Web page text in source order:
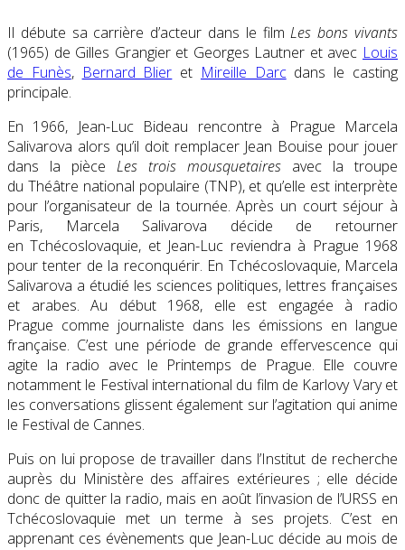
Il débute sa carrière d’acteur dans le filmLes bons vivants
(1965) de Gilles Grangier et Georges Lautner et avec Louis
de Funès, Bernard Blier et Mireille Darcdans le casting
principale.
En 1966, Jean-Luc Bideau rencontre à Prague Marcela
Salivarova alors qu’il doit remplacer Jean Bouise pour jouer
dans la pièce Les trois mousquetaires avec la troupe
du Théâtre national populaire (TNP), et qu’elle est interprète
pour l’organisateur de la tournée. Après un court séjour à
Paris, Marcela Salivarova décide de retourner
en Tchécoslovaquie, et Jean-Luc reviendra à Prague 1968
pour tenter de la reconquérir. En Tchécoslovaquie, Marcela
Salivarova a étudié les sciences politiques, lettres françaises
et arabes. Au début 1968, elle est engagée à radio
Prague comme journaliste dans les émissions en langue
française. C’est une période de grande effervescence qui
agite la radio avec le Printemps de Prague. Elle couvre
notamment le Festival international du film de Karlovy Vary et
les conversations glissent également sur l’agitation qui anime
le Festival de Cannes.
Puis on lui propose de travailler dans l’Institut de recherche
auprès du Ministère des affaires extérieures ; elle décide
donc de quitter la radio, mais en août l’invasion de l’URSS en
Tchécoslovaquie met un terme à ses projets. C’est en
apprenant ces évènements que Jean-Luc décide au mois de